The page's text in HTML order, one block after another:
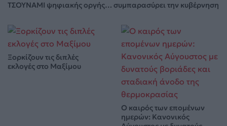
ΤΣΟΥΝΑΜΙ ψηφιακής οργής… συμπαρασύρει την κυβέρνηση
Ξορκίζουν τις διπλές
εκλογές στο Μαξίμου
Ο καιρός των επομένων
ημερών: Κανονικός